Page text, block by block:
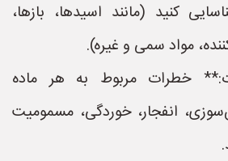
کنید (مانند اسیدها، بازها،
مواد سمی و غیره).
خطرات مربوط به هر ماده
انفجار، خوردگی، مسمومیت